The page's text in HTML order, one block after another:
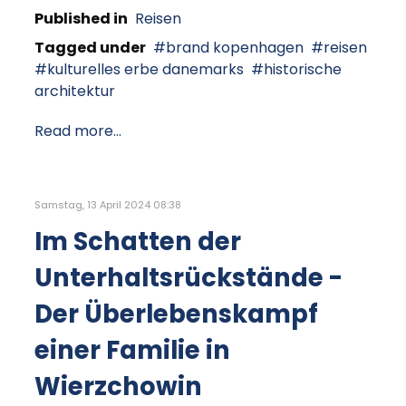
Published in Reisen
Tagged under
brand kopenhagen
reisen
kulturelles erbe danemarks
historische
architektur
Read more...
Samstag, 13 April 2024 08:38
Im Schatten der
Unterhaltsrückstände -
Der Überlebenskampf
einer Familie in
Wierzchowin